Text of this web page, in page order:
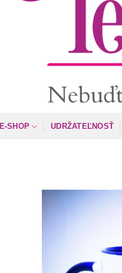
E-SHOP UDRŽATEĽNOSŤ